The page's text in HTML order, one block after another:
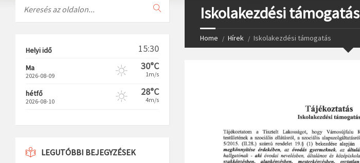
Iskolakezdési támogatás
Home Hírek Iskolakezdési támogatás
Helyi idő 15:30
Ma
2026-08-09
30°C
1m/s
hétfő
2026-08-10
28°C
4m/s
LEGUTÓBBI BEJEGYZÉSEK